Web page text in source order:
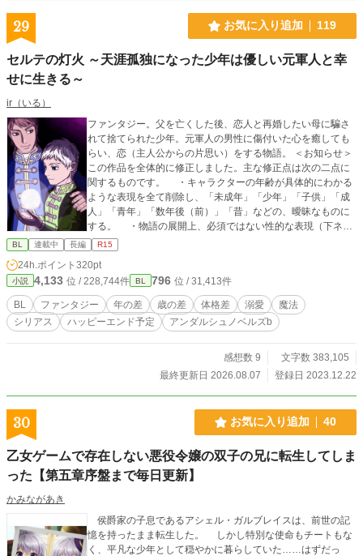
29 お気に入り追加 119
セルテの灯火 ～天涯孤独になった少年は優しい元軍人と幸
せに生きる～
ir（いる）
ファンタジー。父を亡くした後、恋人と再婚したい母に騙さ
れて捨てられた少年。元軍人の男性に傷付いた心を癒しても
らい、恋（主人公からの片思い）をする物語。 ＜お知らせ＞
この作品を全体的に修正しました。主な修正点は次の二点に
関するものです。 ・キャラクターの年齢が具体的にわかる
ような表現を全て削除し、「未成年」「少年」「子供」「成
人」「青年」「数年後（前）」「昔」などの、曖昧なものに
する。 ・物語の展開上、必須ではない性的な表現（下ネタ
など）を大幅に減らす。 キャラクターの関係やストーリー
を変えるつもりはありません。 作者にとって大切な作品を
守るためということで、ご理解いだければ幸いです。 あ
と、タイトルも少し変更しました。 ※序盤は主人公が悲しむ
シーンが多いです。 ※主人公と相手が出会うまで、少しかか
ります（28話） ※BL的展開になるまでに、結構かかる予定で
す。主人公が恋心を自覚するようでしないのは51話くらい？
愛目線で主人公たちを見ていない人ばかりです。 ※同性愛者
もいますが、異性愛が主流の世界です。なので主人公は、男
BL 連載中 長編 R15
24h.ポイント 320pt
小説 4,133 位 / 228,744件 BL 796 位 / 31,413件
BL ファンタジー 年の差 歳の差 体格差 溺愛
魔法
シリアス
ハッピーエンド予定 アンダルシュノベルズb
感想数 9
文字数 383,105
最終更新日 2026.08.07
登録日 2023.12.22
30 お気に入り追加 40
乙女ゲームで存在しない悪役令嬢の双子の兄に転生してしま
った【第五章序盤まで毎日更新】
かみながあき
侯爵家の子息であるアシェル・ガルブレイスは、前世の記
憶を持ったまま転生した。 しかし特別な使命もチートもな
く、平凡な少年として穏やかに暮らしていた……はずだっ